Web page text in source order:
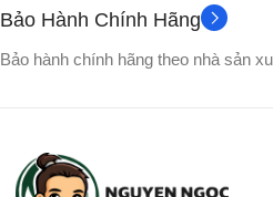
Bảo Hành Chính Hãng
Bảo hành chính hãng theo nhà sản